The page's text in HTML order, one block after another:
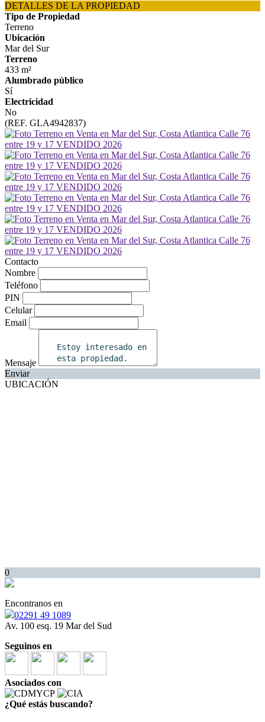
DETALLES DE LA PROPIEDAD
Tipo de Propiedad
Terreno
Ubicación
Mar del Sur
Terreno
433 m²
Alumbrado público
Sí
Electricidad
No
(REF. GLA4942837)
Contacto
Nombre
Teléfono
PIN
Celular
Email
Mensaje
Enviar
UBICACIÓN
0
Encontranos en
02291 49 1089
Av. 100 esq. 19 Mar del Sud
Seguinos en
Asociados con
¿Qué estás buscando?